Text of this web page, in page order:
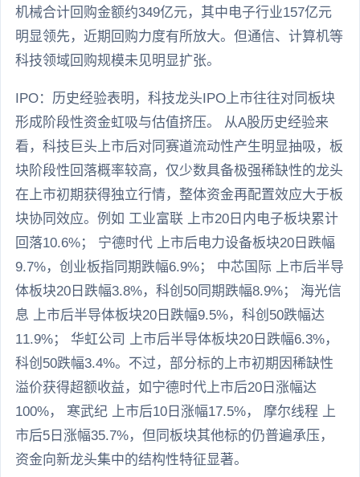
机械合计回购金额约349亿元，其中电子行业157亿元
明显领先，近期回购力度有所放大。但通信、计算机等
科技领域回购规模未见明显扩张。
IPO：历史经验表明，科技龙头IPO上市往往对同板块
形成阶段性资金虹吸与估值挤压。 从A股历史经验来
看，科技巨头上市后对同赛道流动性产生明显抽吸，板
块阶段性回落概率较高，仅少数具备极强稀缺性的龙头
在上市初期获得独立行情，整体资金再配置效应大于板
块协同效应。例如 工业富联 上市20日内电子板块累计
回落10.6%； 宁德时代 上市后电力设备板块20日跌幅
9.7%，创业板指同期跌幅6.9%； 中芯国际 上市后半导
体板块20日跌幅3.8%，科创50同期跌幅8.9%； 海光信
息 上市后半导体板块20日跌幅9.5%，科创50跌幅达
11.9%； 华虹公司 上市后半导体板块20日跌幅6.3%，
科创50跌幅3.4%。不过，部分标的上市初期因稀缺性
溢价获得超额收益，如宁德时代上市后20日涨幅达
100%， 寒武纪 上市后10日涨幅17.5%， 摩尔线程 上
市后5日涨幅35.7%，但同板块其他标的仍普遍承压，
资金向新龙头集中的结构性特征显著。